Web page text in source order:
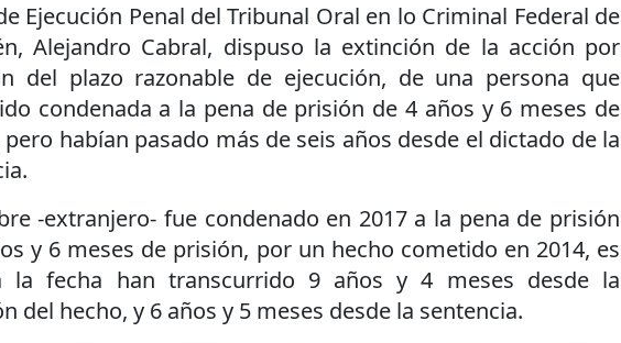
Ejecución Penal del Tribunal Oral en lo Criminal Federal de
Alejandro Cabral, dispuso la extinción de la acción por
del plazo razonable de ejecución, de una persona que
condenada a la pena de prisión de 4 años y 6 meses de
habían pasado más de seis años desde el dictado de la
-extranjero- fue condenado en 2017 a la pena de prisión
y 6 meses de prisión, por un hecho cometido en 2014, es
la fecha han transcurrido 9 años y 4 meses desde la
del hecho, y 6 años y 5 meses desde la sentencia.